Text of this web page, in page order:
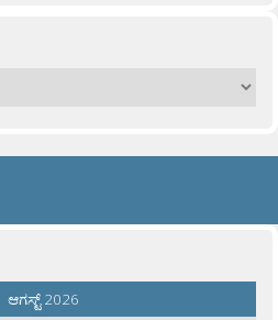
ಆಗಸ್ಟ್ 2026